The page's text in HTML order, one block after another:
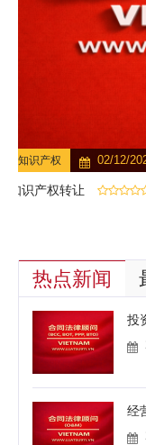
知识产权 02/12/
知识产权转让
热点新闻
投
经